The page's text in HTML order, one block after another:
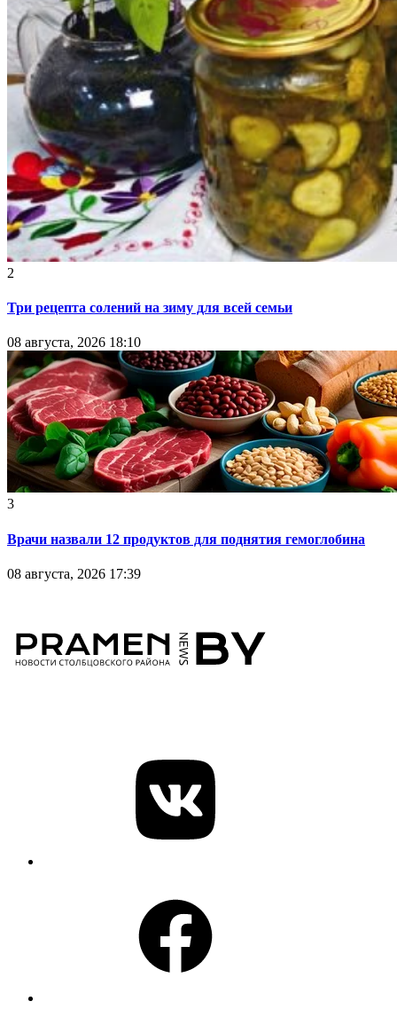
2
Три рецепта солений на зиму для всей семьи
08 августа, 2026 18:10
3
Врачи назвали 12 продуктов для поднятия гемоглобина
08 августа, 2026 17:39